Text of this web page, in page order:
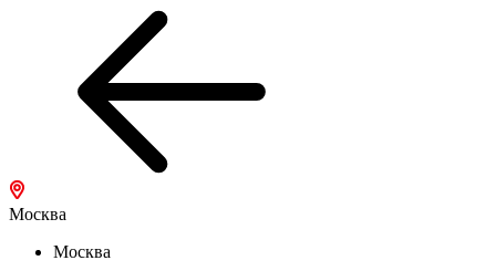
Москва
Москва